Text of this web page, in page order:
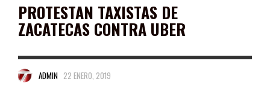
PROTESTAN TAXISTAS DE
ZACATECAS CONTRA UBER
ADMIN 22 ENERO, 2019